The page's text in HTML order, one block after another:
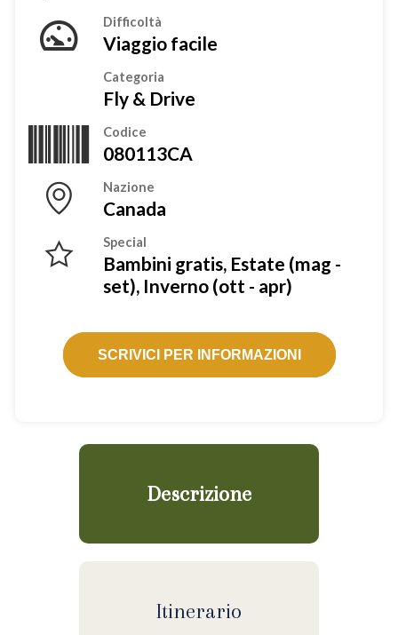
Difficoltà
Viaggio facile
Categoria
Fly & Drive
Codice
080113CA
Nazione
Canada
Special
Bambini gratis, Estate (mag -
set), Inverno (ott - apr)
SCRIVICI PER INFORMAZIONI
Descrizione
Itinerario